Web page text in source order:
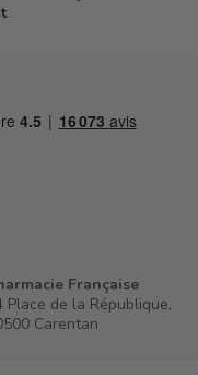
Française
Place de la République,
Carentan